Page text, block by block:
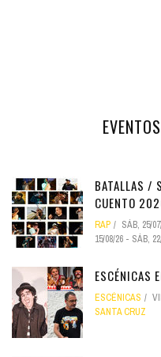
BATALLAS /
CUENTO
RAP SÁB, 25/
15/08/26 - SÁB,
ESCÉNICAS
ESCÉNICAS
SANTA CRUZ